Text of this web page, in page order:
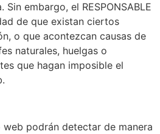
embargo, el RESPONSABLE
de que existan ciertos
o que acontezcan causas de
naturales, huelgas o
que hagan imposible el
podrán detectar de manera